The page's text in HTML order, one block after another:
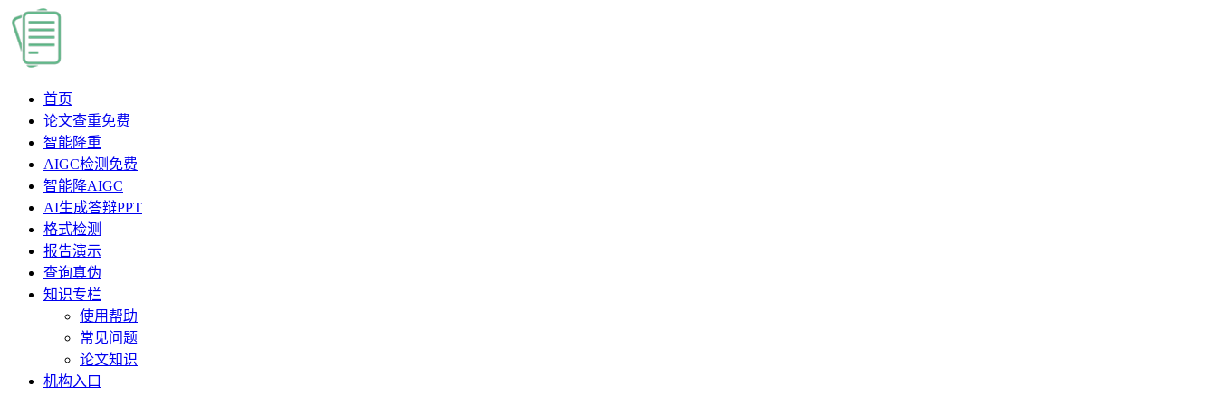
首页
论文查重免费
智能降重
AIGC检测 免费
智能降AIGC
AI生成答辩PPT
格式检测
报告演示
查询真伪
知识专栏
使用帮助
常见问题
论文知识
机构入口